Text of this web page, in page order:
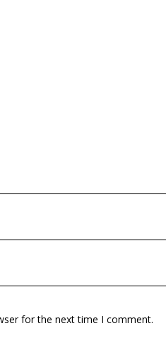
for the next time I comment.